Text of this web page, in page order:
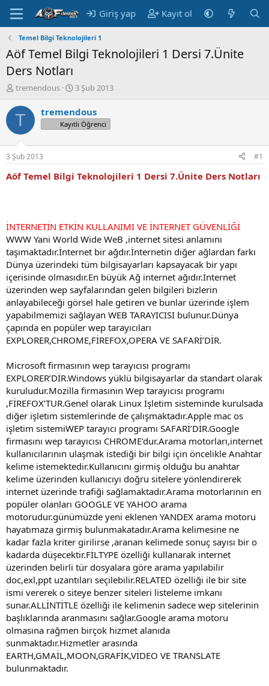
Giriş yap Kayıt ol
Temel Bilgi Teknolojileri 1
Aöf Temel Bilgi Teknolojileri 1 Dersi 7.Ünite
Ders Notları
K
n
u
B
a
ş
n
tremendous
B
ş
l
a
ı
ç
h
i
3 Şub 2013
T tremendous
Kayıtlı Öğrenci
3 Şub 2013 #1
Aöf Temel Bilgi Teknolojileri 1 Dersi 7.Ünite Ders Notları
İNTERNETİN ETKİN KULLANIMI VE İNTERNET GÜVENLİĞİ
WWW Yani World Wide WeB ,internet sitesi anlamını
taşımaktadır.İnternet bir ağdır.İnternetin diğer ağlardan farkı
Dünya üzerindeki tüm bilgisayarları kapsayacak bir yapı
içerisinde olmasıdır.En büyük Ağ internet ağıdır.İnternet
üzerinden wep sayfalarından gelen bilgileri bizlerin
anlayabileceği görsel hale getiren ve bunlar üzerinde işlem
yapabilmemizi sağlayan WEB TARAYICISI bulunur.Dünya
çapında en popüler wep tarayıcıları
EXPLORER,CHROME,FİREFOX,OPERA VE SAFARİ’DİR.
Microsoft firmasının wep tarayıcısı programı
EXPLORER’DİR.Windows yüklü bilgisayarlar da standart olarak
kuruludur.Mozilla firmasının Wep tarayıcısı programı
,FİREFOX’TUR.Genel olarak Linux İşletim sisteminde kurulsada
diğer işletim sistemlerinde de çalışmaktadır.Apple mac os
işletim sistemiWEP tarayıcı programı SAFARİ’DİR.Google
firmasını wep tarayıcısı CHROME’dur.Arama motorları,internet
kullanıcılarının ulaşmak istediği bir bilgi için öncelikle Anahtar
kelime istemektedir.Kullanıcını girmiş olduğu bu anahtar
kelime üzerinden kullanıcıyı doğru sitelere yönlendirerek
internet üzerinde trafiği sağlamaktadır.Arama motorlarının en
popüler olanları GOOGLE VE YAHOO arama
motorudur.günümüzde yeni eklenen YANDEX arama motoru
hayatımaza girmiş bulunmakatadır.Arama kelimesine ne
kadar fazla kriter girilirse ,aranan kelimede sonuç sayısı bir o
kadarda düşecektir.FİLTYPE özelliği kullanarak internet
üzerinden belirli tür dosyalara göre arama yapılabilir
doc,exl,ppt uzantıları seçilebilir.RELATED özelliği ile bir site
ismi vererek o siteye benzer siteleri listeleme imkanı
sunar.ALLİNTİTLE özelliği ile kelimenin sadece wep sitelerinin
başlıklarında aranmasını sağlar.Google arama motoru
olmasına rağmen birçok hizmet alanıda
sunmaktadır.Hizmetler arasında
EARTH,GMAİL,MOON,GRAFİK,VİDEO VE TRANSLATE
bulunmaktadır.